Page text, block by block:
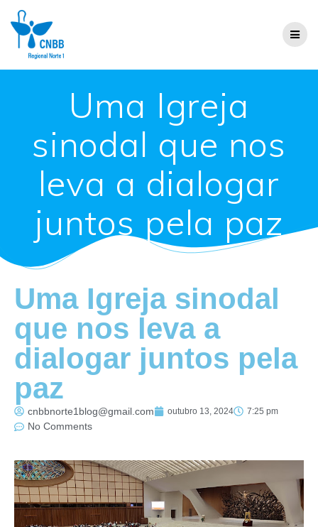
Uma Igreja
sinodal que nos
leva a dialogar
juntos pela paz
Uma Igreja sinodal
que nos leva a
dialogar juntos pela
paz
cnbbnorte1blog@gmail.com outubro 13, 2024 7:25 pm
No Comments